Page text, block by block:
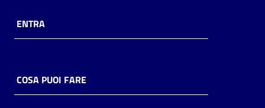
ENTRA
COSA PUOI FARE